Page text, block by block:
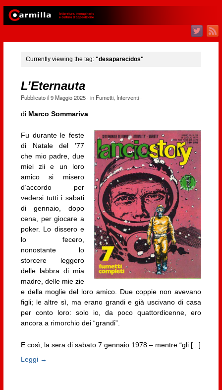
Currently viewing the tag: "desaparecidos"
L’Eternauta
Pubblicato il9 Maggio 2025· in Fumetti, Interventi·
di Marco Sommariva
Fu durante le feste
di Natale del ’77
che mio padre, due
miei zii e un loro
amico si misero
d’accordo per
vedersi tutti i sabati
di gennaio, dopo
cena, per giocare a
poker. Lo dissero e
lo fecero,
nonostante lo
storcere leggero
delle labbra di mia
madre, delle mie zie
e della moglie del loro amico. Due coppie non avevano
figli; le altre sì, ma erano grandi e già uscivano di casa
per conto loro: solo io, da poco quattordicenne, ero
ancora a rimorchio dei “grandi”.
E così, la sera di sabato 7 gennaio 1978 – mentre “gli [...]
Leggi →